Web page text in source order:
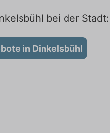
bei der
in Dinkelsbühl